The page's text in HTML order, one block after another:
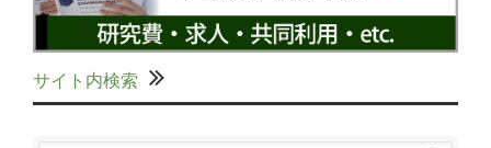
サイト内検索